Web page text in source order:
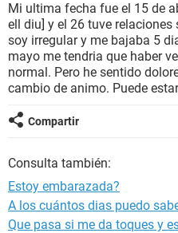
BIENESTAR
SEXUALIDAD
GLOSARIO
Mi ultima fecha fue el 15 de
ell diu] y el 26 tuve
soy irregular y me bajaba 5
mayo me tendria que haber
normal. Pero he sentido
cambio de animo. Puede
Compartir
Consulta también:
Estoy embarazada?
A los cuántos dias puedo
Que pasa si me da toques y